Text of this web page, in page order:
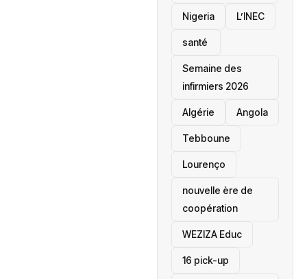
‎Nigeria L’INEC
santé ‎
Semaine des
infirmiers 2026
‎Algérie Angola
Tebboune
Lourenço
nouvelle ère de
coopération
‎WEZIZA Educ
16 pick-up